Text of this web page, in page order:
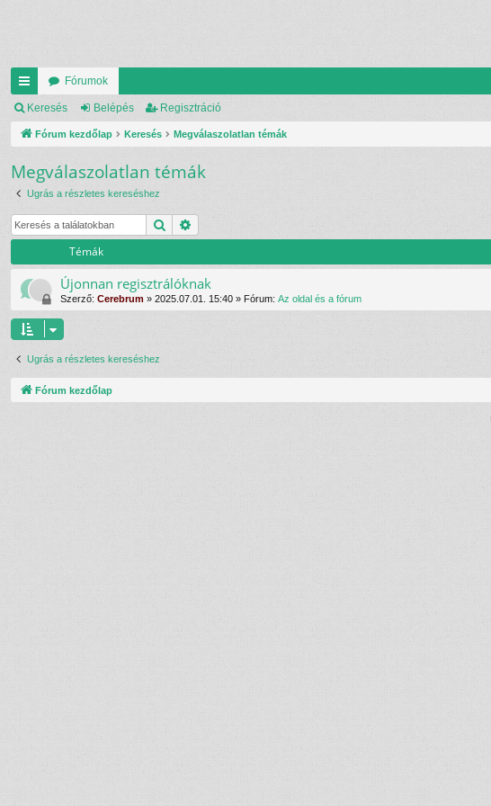
yo
rs
ke
k
Fórumok
Keresés Belépés Regisztráció
Fórum kezdőlap Keresés Megválaszolatlan témák
Megválaszolatlan témák
Ugrás a részletes kereséshez
Keresés
Témák
Újonnan regisztrálóknak
Szerző: Cerebrum » 2025.07.01. 15:40 » Fórum: Az oldal és a fórum
Ugrás a részletes kereséshez
Fórum kezdőlap